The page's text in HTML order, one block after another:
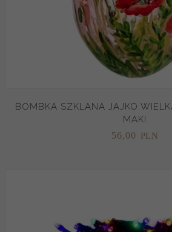
BOMBKA SZKLANA JAJKO
MAKI
56,00 PLN